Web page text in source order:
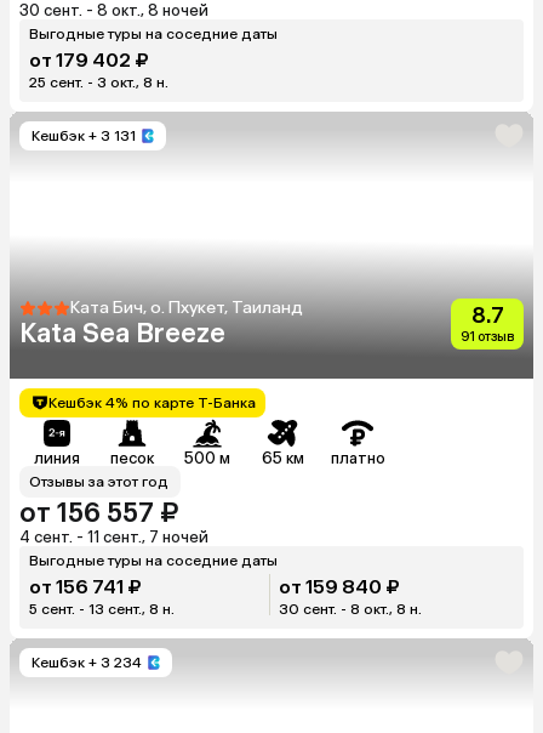
30 сент. - 8 окт., 8 ночей
Выгодные туры на соседние даты
от 179 402 ₽
25 сент. - 3 окт., 8 н.
Кешбэк + 3 131
Ката Бич, о. Пхукет, Таиланд
Kata Sea Breeze
8.7
91 отзыв
Кешбэк 4% по карте Т-Банка
линия песок 500 м 65 км платно
Отзывы за этот год
от 156 557 ₽
4 сент. - 11 сент., 7 ночей
Выгодные туры на соседние даты
от 156 741 ₽
5 сент. - 13 сент., 8 н.
от 159 840 ₽
30 сент. - 8 окт., 8 н.
Кешбэк + 3 234